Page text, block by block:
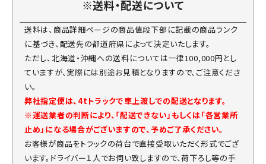
※送料・配送について
送料は、商品詳細ページの商品値段下部に記載の商品ランク
に基づき、配送先の都道府県によって決定いたします。
ただし、北海道・沖縄への送料については一律100,000円とし
ていますが、実際には別途お見積となりますので、ご注意くださ
い。
弊社指定便は、4tトラックで車上渡しでの配送となります。
※運送業者の判断により、「配送できない」もしくは「各営業所
止め」になる場合がございますので、予めご了承ください。
お客様が商品をトラックの荷台で直接受取いただく形式でござ
います。ドライバー１人でお伺い致しますので、荷下ろし等の手